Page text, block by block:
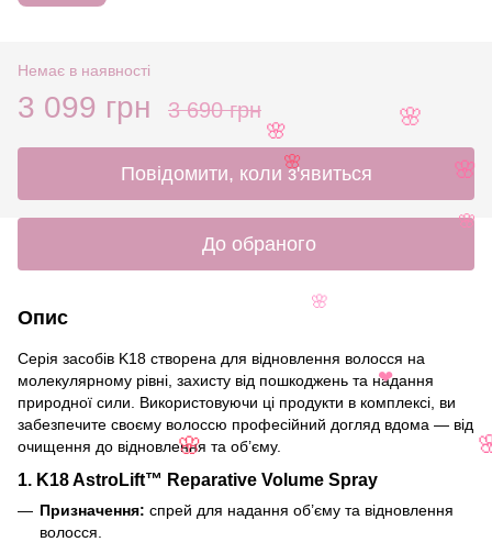
Немає в наявності
3 099 грн 3 690 грн
Повідомити, коли з'явиться
До обраного
Опис
Серія засобів K18 створена для відновлення волосся на
молекулярному рівні, захисту від пошкоджень та надання
природної сили. Використовуючи ці продукти в комплексі, ви
забезпечите своєму волоссю професійний догляд вдома — від
очищення до відновлення та об’єму.
1. K18 AstroLift™ Reparative Volume Spray
Призначення: спрей для надання об’єму та відновлення
волосся.
❤
🌸
🌸